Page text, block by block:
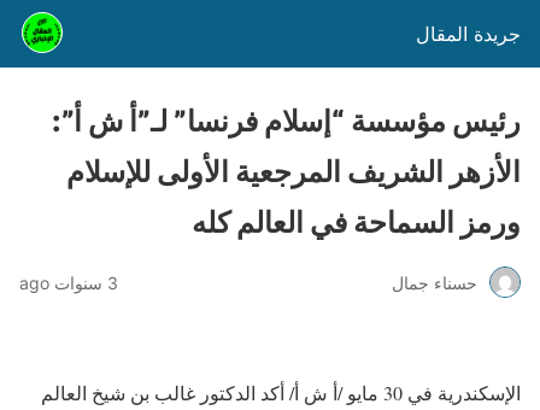
جريدة المقال
رئيس مؤسسة “إسلام فرنسا” لـ”أ ش أ”:
الأزهر الشريف المرجعية الأولى للإسلام
ورمز السماحة في العالم كله
حسناء جمال 3 سنوات ago
الإسكندرية في 30 مايو /أ ش أ/ أكد الدكتور غالب بن شيخ العالم